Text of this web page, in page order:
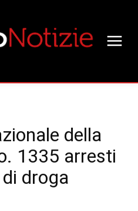
della
1335 arresti
droga